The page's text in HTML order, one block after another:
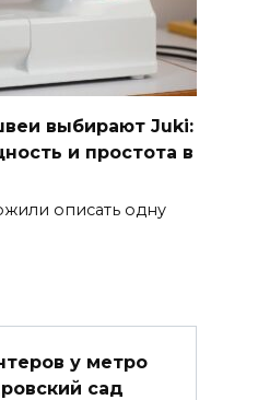
выбирают Juki:
и простота в
описать одну
у метро
сад